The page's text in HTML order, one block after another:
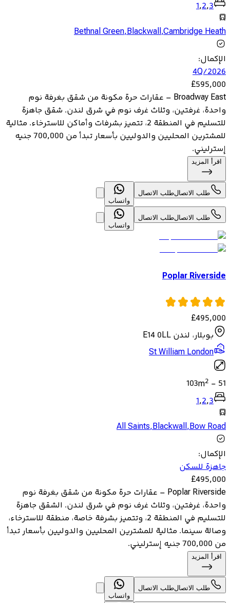
1,2,3
Bethnal Green,Blackwall,Cambridge Heath
الإكمال:
4Q/2026
£595,000
Broadway East – عقارات حرة مكونة من شقق بغرفة نوم
واحدة، غرفتين، وثلاث غرف نوم في شرق لندن. شقق جاهزة
للتسليم في المنطقة 2، تتميز بشرفات وأماكن للاسترخاء. مثالية
للمشترين المحليين والدوليين بأسعار تبدأ من 700,000 جنيه
إسترليني.
اقرأ المزيد
طلب الاتصالطلب الاتصال
واتساب
طلب الاتصالطلب الاتصال
واتساب
Poplar Riverside
£495,000
بوبلار، لندن E14 0LL
St William London
51
-
103m2
1,2,3
All Saints,Blackwall,Bow Road
الإكمال:
جاهزة للسكن
£495,000
Poplar Riverside – عقارات حرة مكونة من شقق بغرفة نوم
واحدة، غرفتين، وثلاث غرف نوم في شرق لندن. الشقق جاهزة
للتسليم في المنطقة 2، وتتميز بشرفة خاصة، منطقة للاسترخاء،
وصالة سينما. مثالية للمشترين المحليين والدوليين بأسعار تبدأ
من 700,000 جنيه إسترليني.
اقرأ المزيد
طلب الاتصالطلب الاتصال
واتساب